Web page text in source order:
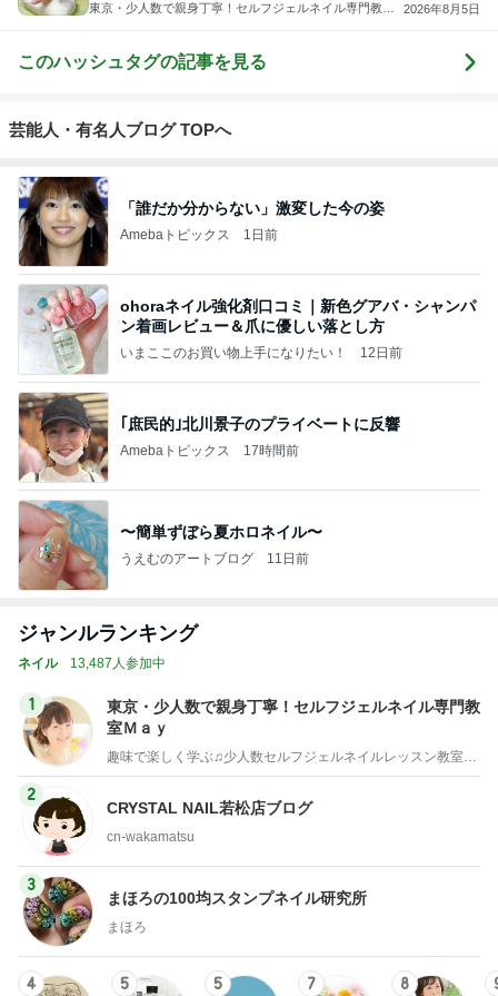
東京・少人数で親身丁寧！セルフジェルネイル専門教室
2026年8月5日
このハッシュタグの記事を見る
芸能人・有名人ブログ TOPへ
「誰だか分からない」激変した今の姿
Amebaトピックス 1日前
ohoraネイル強化剤口コミ｜新色グアバ・シャンパ
ン着画レビュー＆爪に優しい落とし方
いまここのお買い物上手になりたい！ 12日前
｢庶民的｣北川景子のプライベートに反響
Amebaトピックス 17時間前
〜簡単ずぼら夏ホロネイル〜
うえむのアートブログ 11日前
ジャンルランキング
ネイル 13,487人参加中
1
東京・少人数で親身丁寧！セルフジェルネイル専門教
室Ｍａｙ
趣味で楽しく学ぶ♫少人数セルフジェルネイルレッスン教室・東京
2
CRYSTAL NAIL若松店ブログ
cn-wakamatsu
3
まほろの100均スタンプネイル研究所
まほろ
4 5 5 7 8